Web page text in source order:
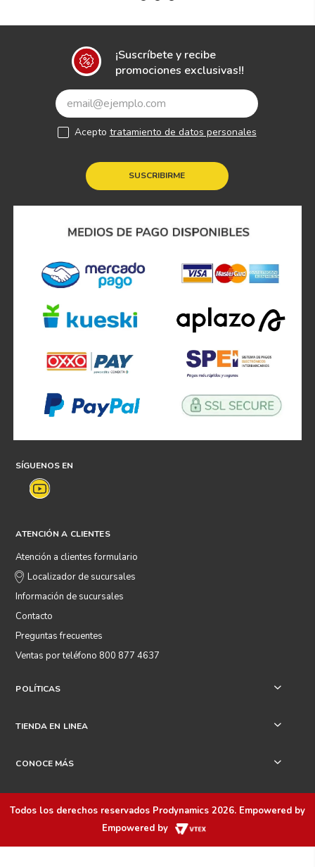
¡Suscríbete y recibe
promociones exclusivas!!
SUSCRIBIRME
Acepto tratamiento de datos personales
SÍGUENOS EN
ATENCIÓN A CLIENTES
Atención a clientes formulario
Localizador de sucursales
Información de sucursales
Contacto
Preguntas frecuentes
Ventas por teléfono 800 877 4637
POLÍTICAS +
TIENDA EN LINEA +
CONOCE MÁS +
Todos los derechos reservados Prodynamics 2026. Empowered by
Empowered by